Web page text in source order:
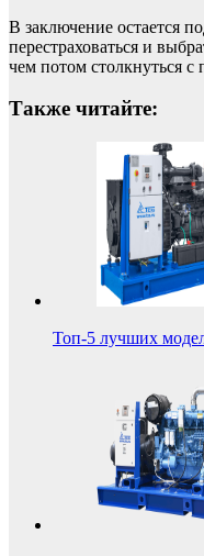
В заключение остается
перестраховаться и
чем потом столкнуться с
Также читайте:
Топ-5 лучших